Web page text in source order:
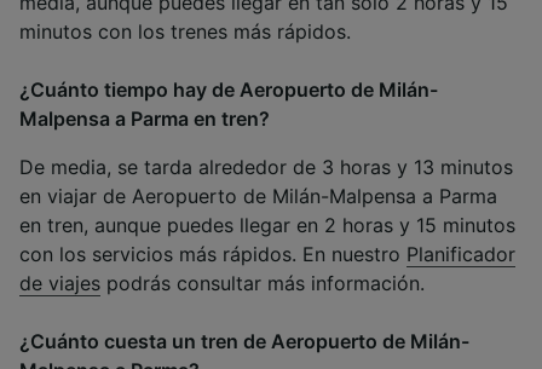
minutos con los trenes más rápidos.
¿Cuánto tiempo hay de Aeropuerto de Milán-
Malpensa a Parma en tren?
De media, se tarda alrededor de 3 horas y 13 minutos
en viajar de Aeropuerto de Milán-Malpensa a Parma
en tren, aunque puedes llegar en 2 horas y 15 minutos
con los servicios más rápidos. En nuestro Planificador
de viajes podrás consultar más información.
¿Cuánto cuesta un tren de Aeropuerto de Milán-